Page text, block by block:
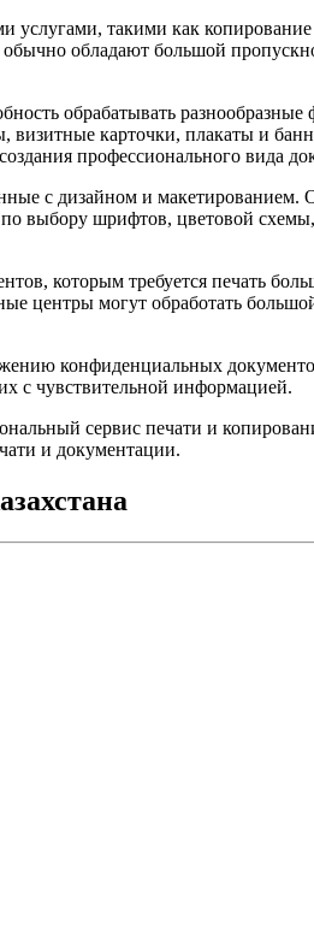
услугами, такими как
обладают большой
обрабатывать
карточки, плакаты и
профессионального вида
с дизайном и
выбору шрифтов, цветовой
которым требуется печать
центры могут обработать
конфиденциальных
с чувствительной информацией.
сервис печати и
и документации.